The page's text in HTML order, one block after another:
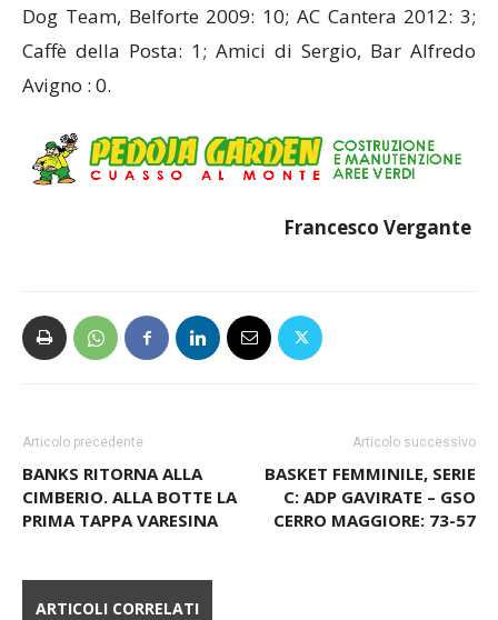
Dog Team, Belforte 2009: 10; AC Cantera 2012: 3;
Caffè della Posta: 1; Amici di Sergio, Bar Alfredo
Avigno : 0.
Francesco Vergante
Articolo precedente
BANKS RITORNA ALLA
CIMBERIO. ALLA BOTTE LA
PRIMA TAPPA VARESINA
Articolo successivo
BASKET FEMMINILE, SERIE
C: ADP GAVIRATE – GSO
CERRO MAGGIORE: 73-57
ARTICOLI CORRELATI